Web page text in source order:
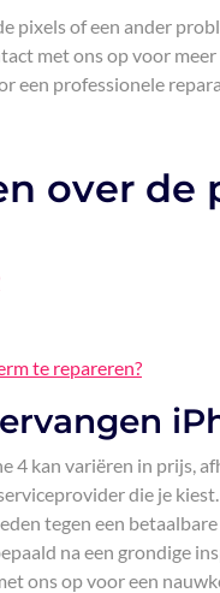
pixels of een ander
met ons op voor
een professionele
over de
te repareren?
4 kan variëren in prijs,
die je
tegen een
na een grondige
ons op voor een